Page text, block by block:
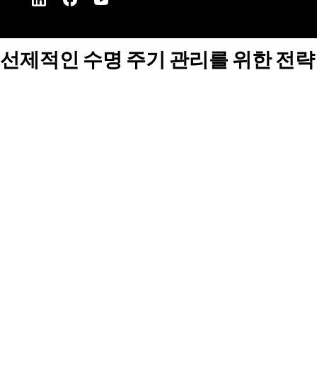
선제적인 수명 주기 관리를 위한 전략